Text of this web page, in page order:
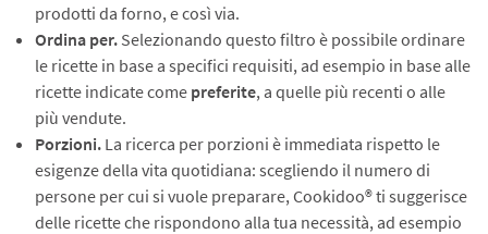
prodotti da forno, e così via.
Ordina per. Selezionando questo filtro è possibile ordinare
le ricette in base a specifici requisiti, ad esempio in base alle
ricette indicate come preferite, a quelle più recenti o alle
più vendute.
Porzioni. La ricerca per porzioni è immediata rispetto le
esigenze della vita quotidiana: scegliendo il numero di
persone per cui si vuole preparare, Cookidoo® ti suggerisce
delle ricette che rispondono alla tua necessità, ad esempio